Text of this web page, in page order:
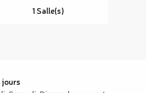
1 Salle(s)